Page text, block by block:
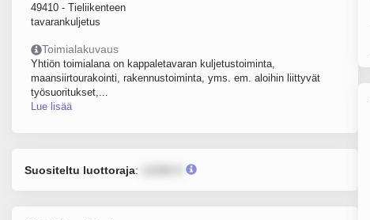
49410 - Tieliikenteen
tavarankuljetus
Toimialakuvaus
Yhtiön toimialana on kappaletavaran kuljetustoiminta,
maansiirtourakointi, rakennustoiminta, yms. em. aloihin liittyvät
työsuoritukset,...
Lue lisää
Suositeltu luottoraja: